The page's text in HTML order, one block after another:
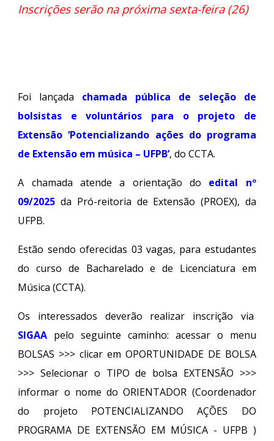
Inscrições serão na próxima sexta-feira (26)
Foi lançada chamada pública de seleção de
bolsistas e voluntários para o projeto de
Extensão ‘Potencializando ações do programa
de Extensão em música – UFPB’, do CCTA.
A chamada atende a orientação do edital nº
09/2025 da Pró-reitoria de Extensão (PROEX), da
UFPB.
Estão sendo oferecidas 03 vagas, para estudantes
do curso de Bacharelado e de Licenciatura em
Música (CCTA).
Os interessados deverão realizar inscrição via
SIGAA pelo seguinte caminho: acessar o menu
BOLSAS >>> clicar em OPORTUNIDADE DE BOLSA
>>> Selecionar o TIPO de bolsa EXTENSÃO >>>
informar o nome do ORIENTADOR (Coordenador
do projeto POTENCIALIZANDO AÇÕES DO
PROGRAMA DE EXTENSÃO EM MÚSICA - UFPB )